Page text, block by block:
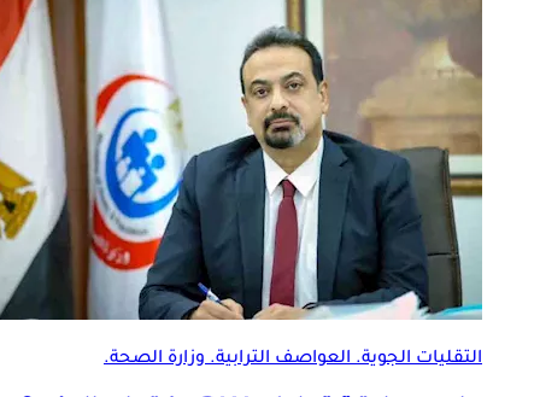
التقليات الجوية. العواصف الترابية. وزارة الصحة.